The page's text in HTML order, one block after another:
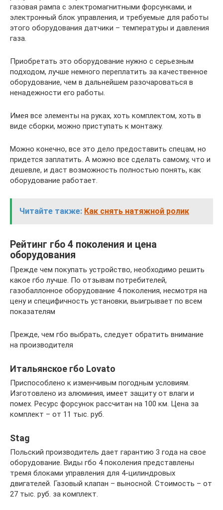
газовая рампа с электромагнитными форсунками, и
электронный блок управления, и требуемые для работы
этого оборудования датчики – температуры и давления
газа.
Приобретать это оборудование нужно с серьезным
подходом, лучше немного переплатить за качественное
оборудование, чем в дальнейшем разочароваться в
ненадежности его работы.
Имея все элементы на руках, хоть комплектом, хоть в
виде сборки, можно приступать к монтажу.
Можно конечно, все это дело предоставить спецам, но
придется заплатить. А можно все сделать самому, что и
дешевле, и даст возможность полностью понять, как
оборудование работает.
Читайте также: Как снять натяжной ролик
Рейтинг гбо 4 поколения и цена
оборудования
Прежде чем покупать устройство, необходимо решить
какое гбо лучше. По отзывам потребителей,
газобаллонное оборудование 4 поколения, несмотря на
цену и специфичность установки, выигрывает по всем
показателям
Прежде, чем гбо выбрать, следует обратить внимание
на производителя
Итальянское гбо Lovato
Приспособлено к изменчивым погодным условиям.
Изготовлено из алюминия, имеет защиту от влаги и
помех. Ресурс форсунок рассчитан на 100 км. Цена за
комплект – от 11 тыс. руб.
Stag
Польский производитель дает гарантию 3 года на свое
оборудование. Виды гбо 4 поколения представлены
тремя блоками управления для 4-цилиндровых
двигателей. Газовый клапан – выносной. Стоимость – от
27 тыс. руб. за комплект.